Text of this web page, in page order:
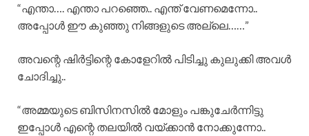
“എന്താ…. എന്താ പറഞ്ഞെ.. എന്ത് വേണമെന്നോ..
അപ്പോൾ ഈ കുഞ്ഞു നിങ്ങളുടെ അല്ലെ……”
അവന്റെ ഷിർട്ടിന്റെ കോളേറിൽ പിടിച്ചു കുലുക്കി അവൾ
ചോദിച്ചു..
“അമ്മയുടെ ബിസിനസിൽ മോളും പങ്കുചേർന്നിട്ടു
ഇപ്പോൾ എന്റെ തലയിൽ വയ്ക്കാൻ നോക്കുന്നോ..